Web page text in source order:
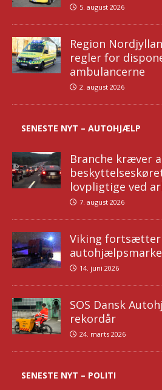
5. august 2026
Region
regler for
ambulancerne
2. august 2026
SENESTE NYT – AUTOHJÆLP
Branche kræver
lovpligtige ved
7. august 2026
Viking fortsætter
14. juni 2026
SOS Dansk
rekordår
24. marts 2026
SENESTE NYT – POLITI